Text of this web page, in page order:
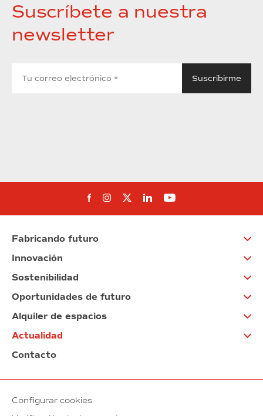
Suscríbete a nuestra
newsletter
Síguenos en Facebook
Síguenos en Instagram
Síguenos en Twitter
Síguenos en Linkedin
Síguenos en
Fabricando futuro
Innovación
Sostenibilidad
Oportunidades de futuro
Alquiler de espacios
Actualidad
Contacto
Configurar cookies